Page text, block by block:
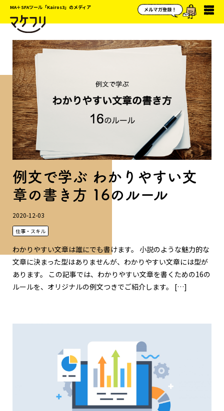
MA＋SFAツール「Kairos3」のメディア
例文で学ぶ わかりやすい文
章の書き方 16のルール
2020-12-03
仕事・スキル
わかりやすい文章は誰にでも書けます。 小説のような魅力的な
文章に決まった型はありませんが、わかりやすい文章には型が
あります。 この記事では、わかりやすい文章を書くための16の
ルールを、オリジナルの例文つきでご紹介します。 […]